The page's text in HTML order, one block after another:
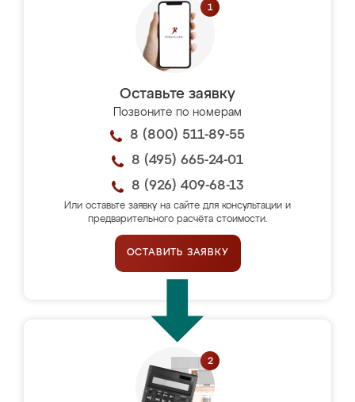
Оставьте заявку
Позвоните по номерам
8 (800) 511-89-55
8 (495) 665-24-01
8 (926) 409-68-13
Или оставьте заявку на сайте для консультации и
предварительного расчёта стоимости.
ОСТАВИТЬ ЗАЯВКУ